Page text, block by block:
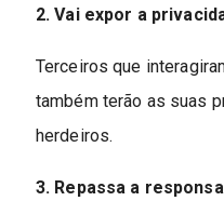
2. Vai expor a
Terceiros que
também terão as suas
herdeiros.
3. Repassa a